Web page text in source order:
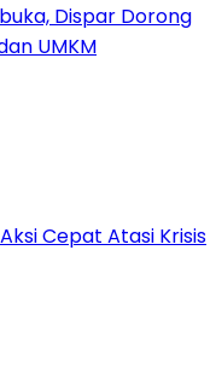
Dispar Dorong
UMKM
Cepat Atasi Krisis